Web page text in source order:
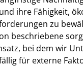
ihre Fähigkeit,
zu
beschriebene
bei dem wir
für externe